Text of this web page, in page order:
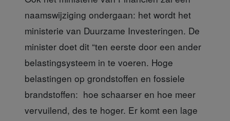
naamswijziging ondergaan: het wordt het
ministerie van Duurzame Investeringen. De
minister doet dit “ten eerste door een ander
belastingsysteem in te voeren. Hoge
belastingen op grondstoffen en fossiele
brandstoffen: hoe schaarser en hoe meer
vervuilend, des te hoger. Er komt een lage